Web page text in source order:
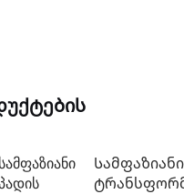
სამფაზიანი
Სამფაზიანი